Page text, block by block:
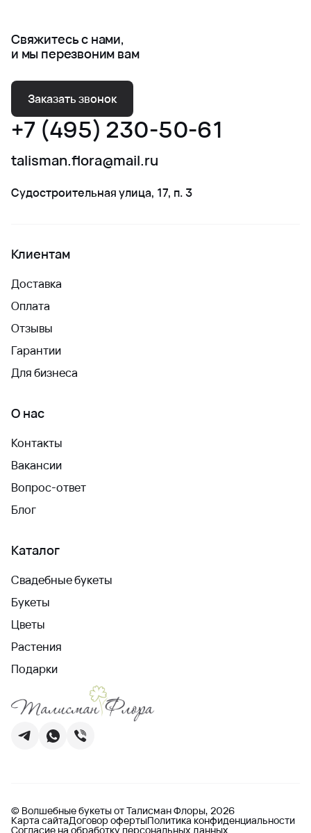
Свяжитесь с нами,
и мы перезвоним вам
Заказать звонок
+7 (495) 230-50-61
talisman.flora@mail.ru
Судостроительная улица, 17, п. 3
Клиентам
Доставка
Оплата
Отзывы
Гарантии
Для бизнеса
О нас
Контакты
Вакансии
Вопрос-ответ
Блог
Каталог
Свадебные букеты
Букеты
Цветы
Растения
Подарки
© Волшебные букеты от Талисман Флоры, 2026
Карта сайтаДоговор офертыПолитика конфиденциальности
Согласие на обработку персональных данных